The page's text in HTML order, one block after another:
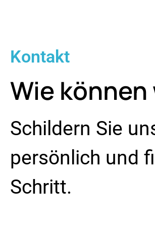
Kontakt
Wie
Schildern Sie
persönlich und
Schritt.